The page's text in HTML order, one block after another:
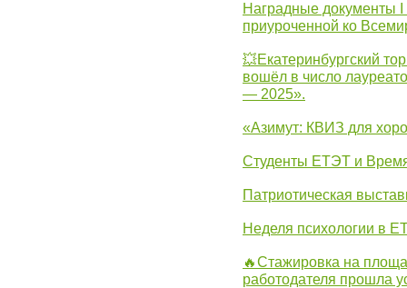
Наградные документы
приуроченной ко
💥Екатеринбургский
вошёл в число
— 2025».
«Азимут: КВИЗ для
Студенты ЕТЭТ и
Патриотическая
Неделя психологии в
🔥Стажировка на
работодателя прошла